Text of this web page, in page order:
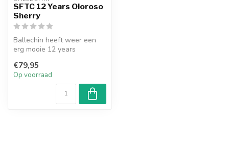
SFTC 12 Years Oloroso
Sherry
Ballechin heeft weer een
erg mooie 12 years
op Oloros...
€79,95
Op voorraad